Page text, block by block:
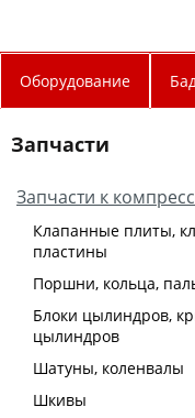
Оборудование
Запчасти
Запчасти к
Клапанные плиты,
пластины
Поршни, кольца,
Блоки цылиндров,
цылиндров
Шатуны, коленвалы
Шкивы